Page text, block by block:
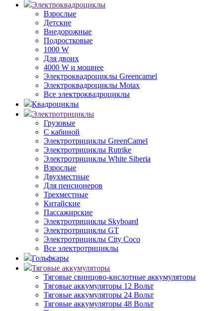
Электроквадроциклы
Взрослые
Детские
Внедорожные
Подростковые
1000 W
Для двоих
4000 W и мощнее
Электроквадроциклы Greencamel
Электроквадроциклы Motax
Все электроквадроциклы
Квадроциклы
Электротрициклы
Грузовые
С кабиной
Электротрициклы GreenCamel
Электротрициклы Rutrike
Электротрициклы White Siberia
Взрослые
Двухместные
Для пенсионеров
Трехместные
Китайские
Пассажирские
Электротрициклы Skyboard
Электротрициклы GT
Электротрициклы City Coco
Все электротрициклы
Гольфкары
Тяговые аккумуляторы
Тяговые свинцово-кислотные аккумуляторы
Тяговые аккумуляторы 12 Вольт
Тяговые аккумуляторы 24 Вольт
Тяговые аккумуляторы 48 Вольт